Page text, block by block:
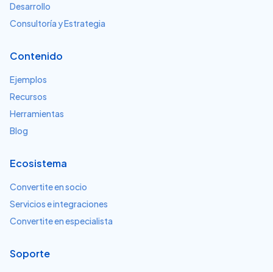
Desarrollo
Consultoría y Estrategia
Contenido
Ejemplos
Recursos
Herramientas
Blog
Ecosistema
Convertite en socio
Servicios e integraciones
Convertite en especialista
Soporte